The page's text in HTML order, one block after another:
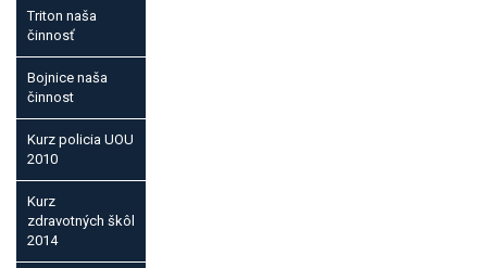
Triton naša
činnosť
Bojnice naša
činnost
Kurz policia UOU
2010
Kurz
zdravotných škôl
2014